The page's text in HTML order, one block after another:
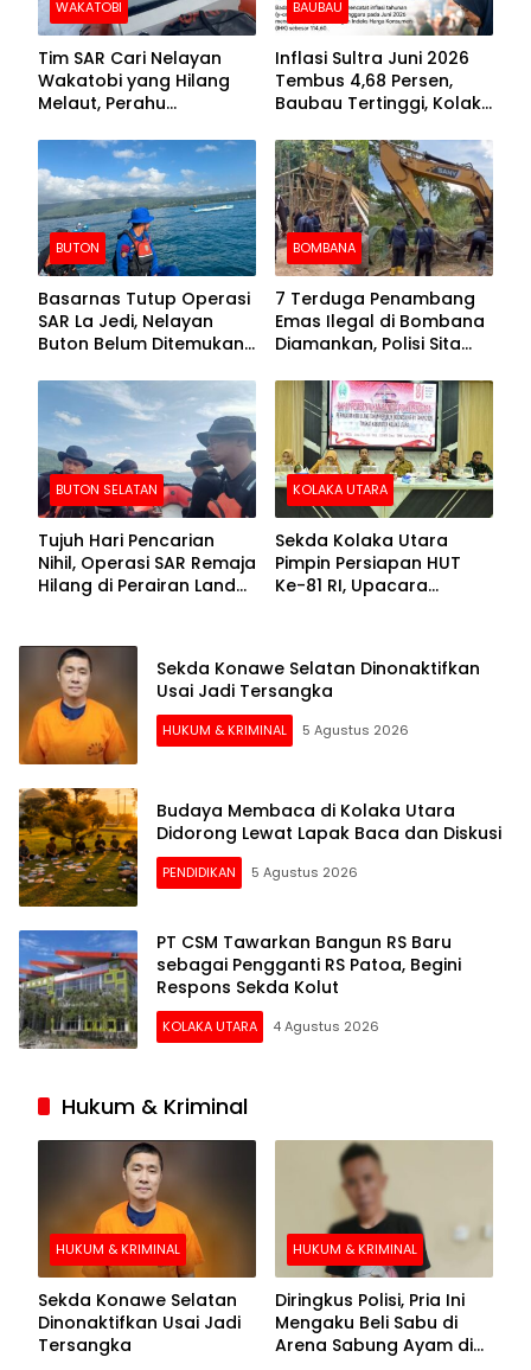
WAKATOBI
Tim SAR Cari Nelayan
Wakatobi yang Hilang
Melaut, Perahu
Kemasukan Air
BAUBAU
Inflasi Sultra Juni 2026
Tembus 4,68 Persen,
Baubau Tertinggi, Kolaka
BUTON
Basarnas Tutup Operasi
SAR La Jedi, Nelayan
Buton Belum Ditemukan
BOMBANA
7 Terduga Penambang
Emas Ilegal di Bombana
Diamankan, Polisi Sita
Crusher
BUTON SELATAN
Tujuh Hari Pencarian
Nihil, Operasi SAR Remaja
Hilang di Perairan Lande
KOLAKA UTARA
Sekda Kolaka Utara
Pimpin Persiapan HUT
Ke-81 RI, Upacara
Sekda Konawe Selatan Dinonaktifkan
Usai Jadi Tersangka
HUKUM & KRIMINAL 5 Agustus 2026
Budaya Membaca di Kolaka Utara
Didorong Lewat Lapak Baca dan Diskusi
PENDIDIKAN 5 Agustus 2026
PT CSM Tawarkan Bangun RS Baru
sebagai Pengganti RS Patoa, Begini
Respons Sekda Kolut
KOLAKA UTARA 4 Agustus 2026
Hukum & Kriminal
HUKUM & KRIMINAL
Sekda Konawe Selatan
Dinonaktifkan Usai Jadi
Tersangka
HUKUM & KRIMINAL
Diringkus Polisi, Pria Ini
Mengaku Beli Sabu di
Arena Sabung Ayam di